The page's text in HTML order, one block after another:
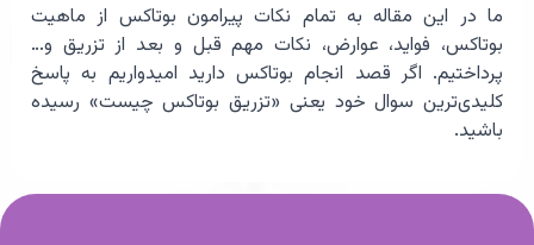
ما در این مقاله به تمام نکات پیرامون بوتاکس از ماهیت
بوتاکس، فواید، عوارض، نکات مهم قبل و بعد از تزریق و…
پرداختیم. اگر قصد انجام بوتاکس دارید امیدواریم به پاسخ
کلیدی‌ترین سوال خود یعنی «تزریق بوتاکس چیست» رسیده
باشید.